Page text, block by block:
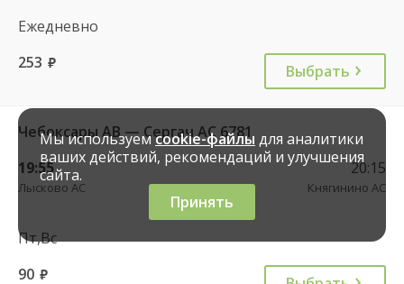
Ежедневно
253 руб. Выбрать
Чебоксары АВ — Сергач АС 6781
19:55
Лысково АС
20:15
Княгинино АС
Пт,Вс
90 руб.
Мы используемcookie-файлы для аналитики
ваших действий, рекомендаций и улучшения
сайта.
Принять